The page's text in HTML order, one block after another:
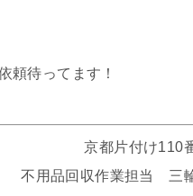
頼待ってます！
京都片付け110
不用品回収作業担当 三